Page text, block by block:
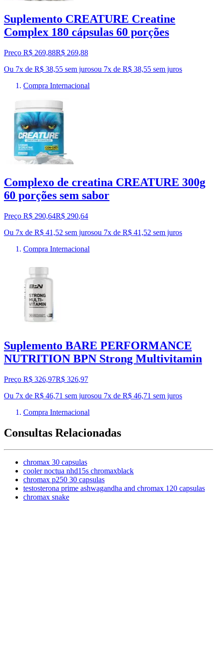
Suplemento CREATURE Creatine
Complex 180 cápsulas 60 porções
Preço R$ 269,88R$ 269,88
Ou 7x de R$ 38,55 sem jurosou 7x de R$ 38,55 sem juros
Compra Internacional
Complexo de creatina CREATURE 300g
60 porções sem sabor
Preço R$ 290,64R$ 290,64
Ou 7x de R$ 41,52 sem jurosou 7x de R$ 41,52 sem juros
Compra Internacional
Suplemento BARE PERFORMANCE
NUTRITION BPN Strong Multivitamin
Preço R$ 326,97R$ 326,97
Ou 7x de R$ 46,71 sem jurosou 7x de R$ 46,71 sem juros
Compra Internacional
Consultas Relacionadas
chromax 30 capsulas
cooler noctua nhd15s chromaxblack
chromax p250 30 capsulas
testosterona prime ashwagandha and chromax 120 capsulas
chromax snake